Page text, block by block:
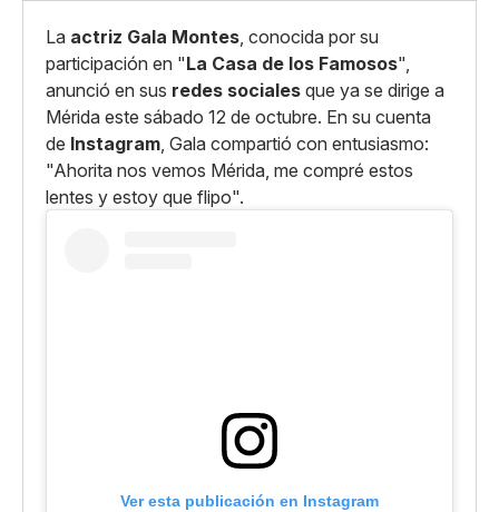
La actriz Gala Montes, conocida por su
participación en "La Casa de los Famosos",
anunció en sus redes sociales que ya se dirige a
Mérida este sábado 12 de octubre. En su cuenta
de Instagram, Gala compartió con entusiasmo:
"Ahorita nos vemos Mérida, me compré estos
lentes y estoy que flipo".
Ver esta publicación en Instagram